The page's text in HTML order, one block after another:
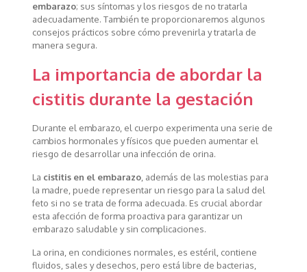
embarazo; sus síntomas y los riesgos de no tratarla
adecuadamente. También te proporcionaremos algunos
consejos prácticos sobre cómo prevenirla y tratarla de
manera segura.
La importancia de abordar la
cistitis durante la gestación
Durante el embarazo, el cuerpo experimenta una serie de
cambios hormonales y físicos que pueden aumentar el
riesgo de desarrollar una infección de orina.
La cistitis en el embarazo, además de las molestias para
la madre, puede representar un riesgo para la salud del
feto si no se trata de forma adecuada. Es crucial abordar
esta afección de forma proactiva para garantizar un
embarazo saludable y sin complicaciones.
La orina, en condiciones normales, es estéril, contiene
fluidos, sales y desechos, pero está libre de bacterias,